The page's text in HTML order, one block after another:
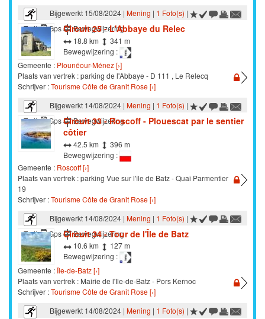
Bijgewerkt 15/08/2024 | Mening | 1 Foto(s) |
Trail
Gps Bewegwijzering
Circuit 25 - L'Abbaye du Relec
18.8 km
341 m
Bewegwijzering :
Gemeente : Plounéour-Ménez [›]
Plaats van vertrek : parking de l'Abbaye - D 111 , Le Relecq
Schrijver :Tourisme Côte de Granit Rose [›]
Bijgewerkt 14/08/2024 | Mening | 1 Foto(s) |
Trail
Gps Bewegwijzering
Circuit 33 - Roscoff - Plouescat par le sentier
côtier
42.5 km
396 m
Bewegwijzering :
Gemeente : Roscoff [›]
Plaats van vertrek : parking Vue sur l'île de Batz - Quai Parmentier
19
Schrijver :Tourisme Côte de Granit Rose [›]
Bijgewerkt 14/08/2024 | Mening | 1 Foto(s) |
Trail
Gps Bewegwijzering
Circuit 34 - Tour de l'Île de Batz
10.6 km
127 m
Bewegwijzering :
Gemeente :Île-de-Batz [›]
Plaats van vertrek : Mairie de l'Ile-de-Batz - Pors Kernoc
Schrijver :Tourisme Côte de Granit Rose [›]
Bijgewerkt 14/08/2024 | Mening | 1 Foto(s) |